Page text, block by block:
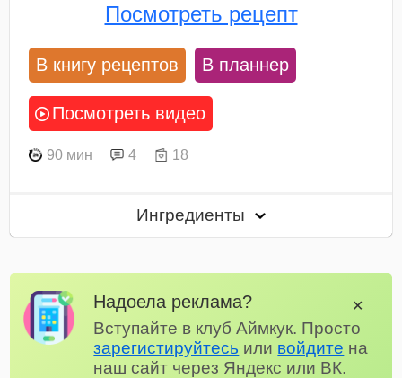
Посмотреть рецепт
В книгу рецептов В планнер
Посмотреть видео
90 мин 4 18
Ингредиенты
Надоела реклама?
Вступайте в клуб Аймкук. Просто
зарегистируйтесь или войдите на
наш сайт через Яндекс или ВК.
✕